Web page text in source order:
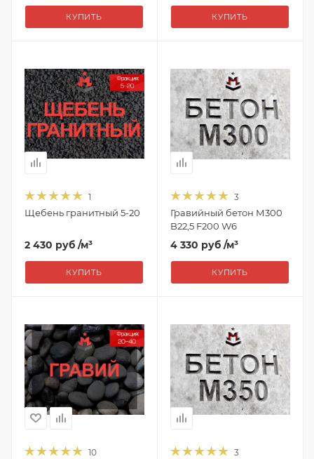
КУПИТЬ КУПИТЬ
1
Щебень гранитный 5-20
2 430 руб /м³
КУПИТЬ
3
Гравийный бетон М300
B22,5 F200 W6
4 330 руб /м³
КУПИТЬ
10 3